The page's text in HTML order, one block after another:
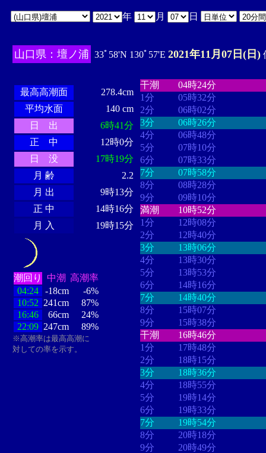
年 月 日
山口県：壇ノ浦 33ﾟ58'N 130ﾟ57'E 2021年11月07日(日)
最高高潮面
278.4cm
平均水面
140 cm
日 出
6時41分
正 中
12時0分
日 没
17時19分
月 齢
2.2
月 出
9時13分
正 中
14時16分
月 入
19時15分
潮回り 中潮 高潮率
04:24
-18cm
-6%
10:52 241cm
87%
16:46
66cm
24%
22:09 247cm 89%
※高潮率は最高高潮に
対しての率を示す。
干潮
04時24分
1分
05時32分
2分
06時02分
3分
06時26分
4分
06時48分
5分
07時10分
6分
07時33分
7分
07時58分
8分
08時28分
9分
09時10分
満潮
10時52分
1分
12時08分
2分
12時40分
3分
13時06分
4分
13時30分
5分
13時53分
6分
14時16分
7分
14時40分
8分
15時07分
9分
15時38分
干潮
16時46分
1分
17時48分
2分
18時15分
3分
18時36分
4分
18時55分
5分
19時14分
6分
19時33分
7分
19時54分
8分
20時18分
9分
20時49分